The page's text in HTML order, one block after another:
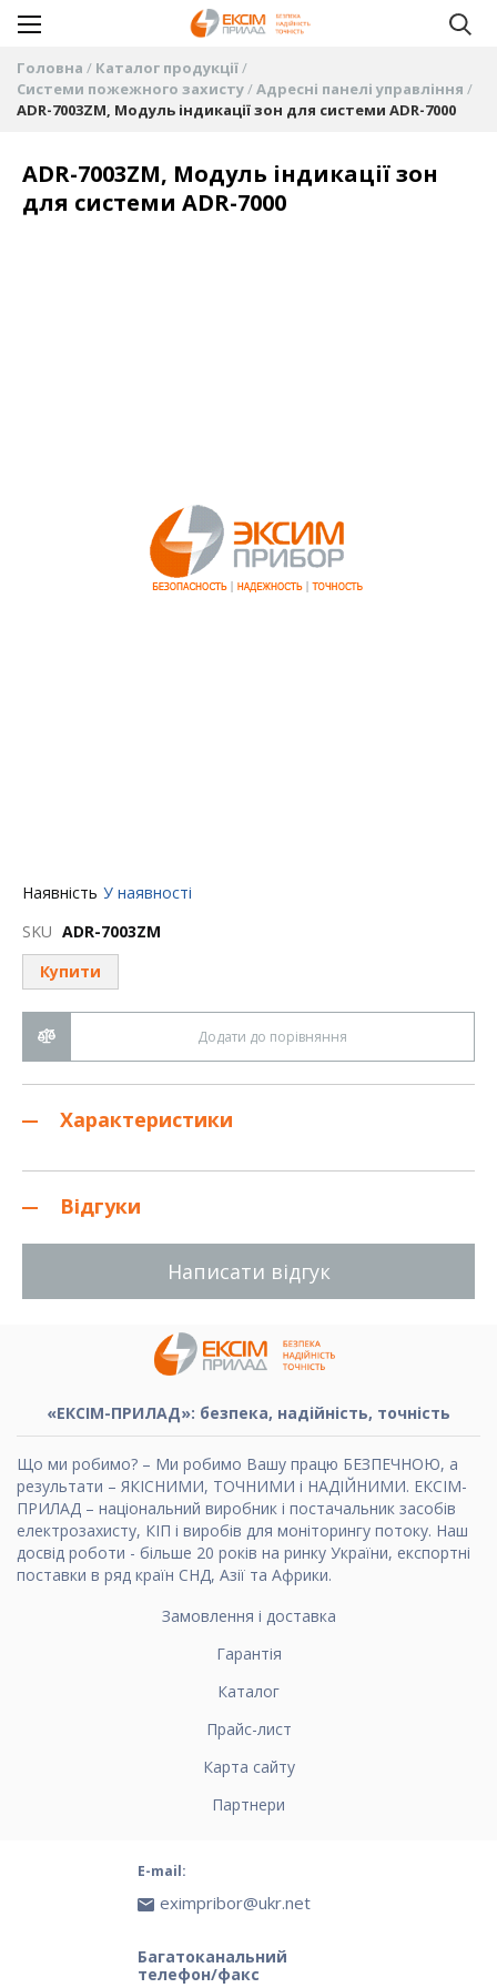
Головна
Каталог продукції
Системи пожежного захисту
Адресні панелі управління
ADR-7003ZM, Модуль індикації зон для системи ADR-7000
ADR-7003ZM, Модуль індикації зон
для системи ADR-7000
початку
зображень
Наявність У наявності
SKU ADR-7003ZM
Купити
Додати до порівняння
Характеристики
Відгуки
Написати відгук
«ЕКСІМ-ПРИЛАД»: безпека, надійність, точність
Що ми робимо? – Ми робимо Вашу працю БЕЗПЕЧНОЮ, а
результати – ЯКІСНИМИ, ТОЧНИМИ і НАДІЙНИМИ. ЕКСІМ-
ПРИЛАД – національний виробник і постачальник засобів
електрозахисту, КІП і виробів для моніторингу потоку. Наш
досвід роботи - більше 20 років на ринку України, експортні
поставки в ряд країн СНД, Азії та Африки.
Замовлення і доставка
Гарантія
Каталог
Прайс-лист
Карта сайту
Партнери
E-mail:
eximpribor@ukr.net
Багатоканальний
телефон/факс